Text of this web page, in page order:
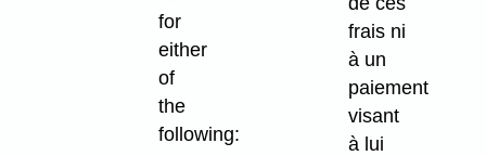
for
either
of
the
following:
frais ni
à un
paiement
visant
à lui